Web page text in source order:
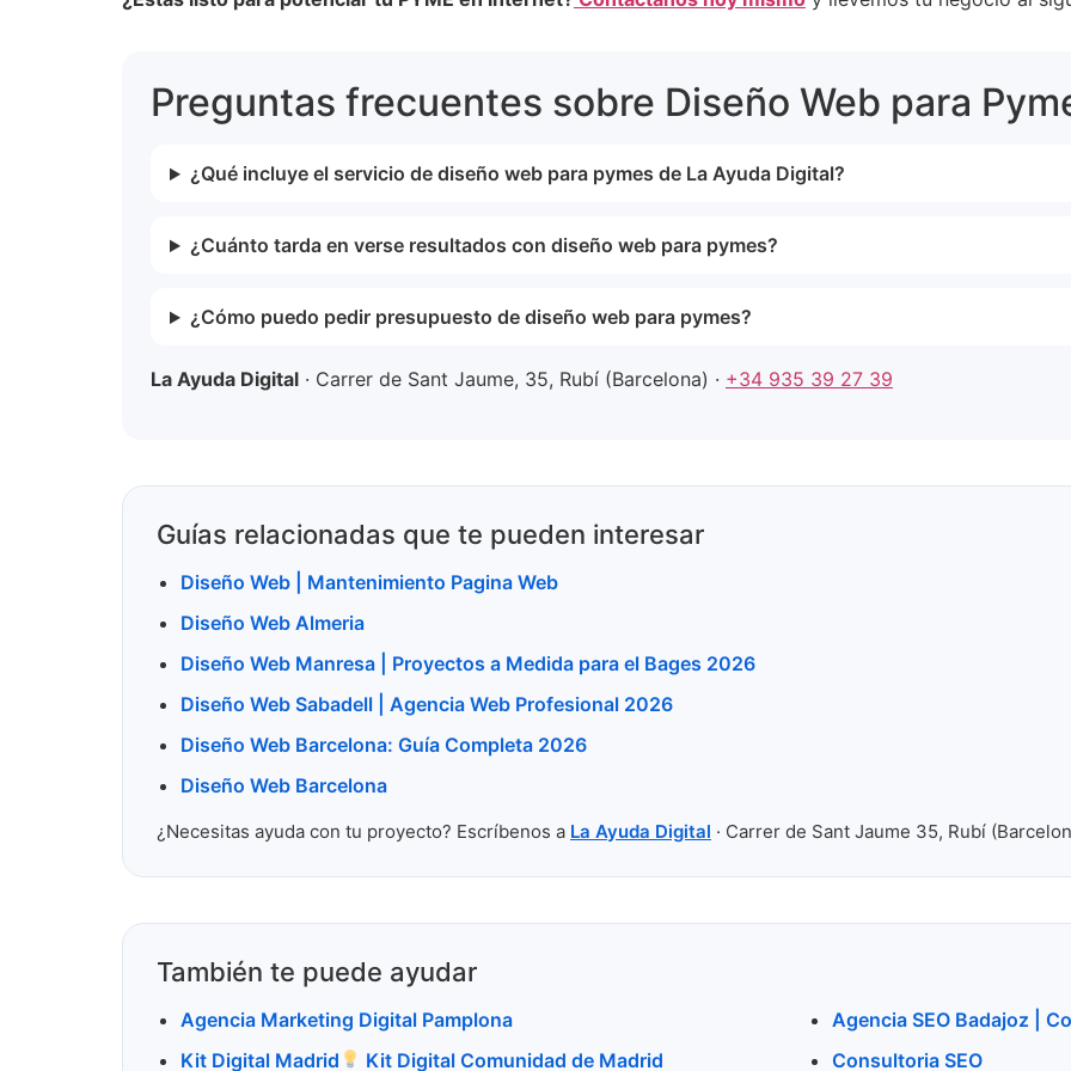
Preguntas frecuentes sobre Diseño Web para
¿Qué incluye el servicio de diseño web para pymes de La Ayuda Digital?
¿Cuánto tarda en verse resultados con diseño web para pymes?
¿Cómo puedo pedir presupuesto de diseño web para pymes?
La Ayuda Digital · Carrer de Sant Jaume, 35, Rubí (Barcelona) · +34 935 39 27 39
Guías relacionadas que te pueden interesar
Diseño Web | Mantenimiento Pagina Web
Diseño Web Almeria
Diseño Web Manresa | Proyectos a Medida para el Bages 2026
Diseño Web Sabadell | Agencia Web Profesional 2026
Diseño Web Barcelona: Guía Completa 2026
Diseño Web Barcelona
¿Necesitas ayuda con tu proyecto? Escríbenos a La Ayuda Digital · Carrer de Sant Jaume 35, Rubí
También te puede ayudar
Agencia Marketing Digital Pamplona
Kit Digital Madrid
​ Kit Digital Comunidad de Madrid
Agencia SEO Badajoz |
Consultoria SEO